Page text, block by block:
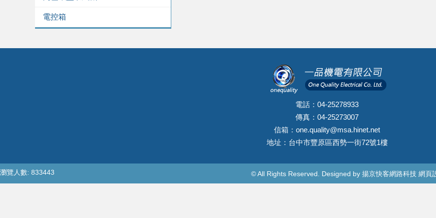
電控箱
電話：04-25278933
傳真：04-25273007
信箱： one.quality@msa.hinet.net
地址：台中市豐原區西勢一街72號1樓
瀏覽人數: 833443 © All Rights Reserved. Designed by 揚京快客網路科技網